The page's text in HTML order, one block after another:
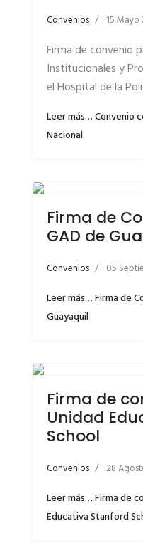
Convenios 15 Mayo
Firma de convenio
Institucionales y
el Hospital de la
Leer más… Convenio
Nacional
Firma de
GAD de
Convenios 05
Leer más… Firma de
Guayaquil
Firma de
Unidad
School
Convenios 28
Leer más… Firma de
Educativa Stanford